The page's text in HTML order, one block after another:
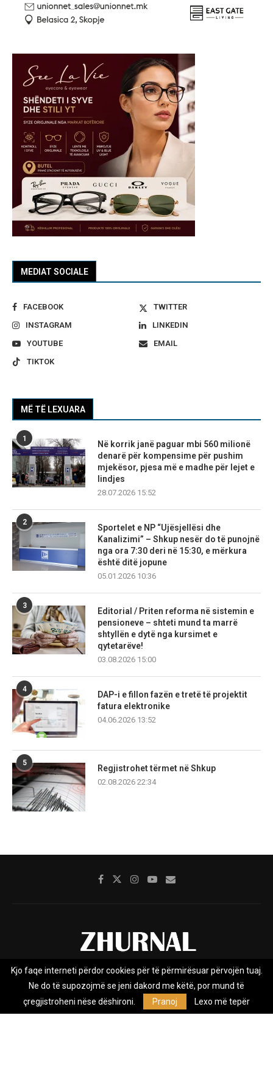
MEDIAT SOCIALE
FACEBOOK
TWITTER
INSTAGRAM
LINKEDIN
YOUTUBE
EMAIL
TIKTOK
MË TË LEXUARA
1
Në korrik janë paguar mbi 560 milionë
denarë për kompensime për pushim
mjekësor, pjesa më e madhe për lejet e
lindjes
28.07.2026 15:52
2
Sportelet e NP “Ujësjellësi dhe
Kanalizimi” – Shkup nesër do të punojnë
nga ora 7:30 deri në 15:30, e mërkura
është ditë jopune
05.01.2026 10:36
3
Editorial / Priten reforma në sistemin e
pensioneve – shteti mund ta marrë
shtyllën e dytë nga kursimet e
qytetarëve!
03.08.2026 15:00
4
DAP-i e fillon fazën e tretë të projektit
fatura elektronike
04.06.2026 13:52
5
Regjistrohet tërmet në Shkup
02.08.2026 22:34
Rreth nesh Impresumi Marketing
Kontakt
Privacy Policy
Zhurnal.mk është Agjenci e Lajmeve e pavarur, e themeluar në vitin
Kjo faqe interneti përdor cookies për të përmirësuar përvojën tuaj.
Ne do të supozojmë se jeni dakord me këtë, por mund të
çregjistroheni nëse dëshironi.
Pranoj Lexo më tepër